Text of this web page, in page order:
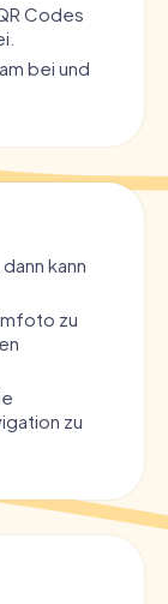
Codes
bei und
kann
zu
zu